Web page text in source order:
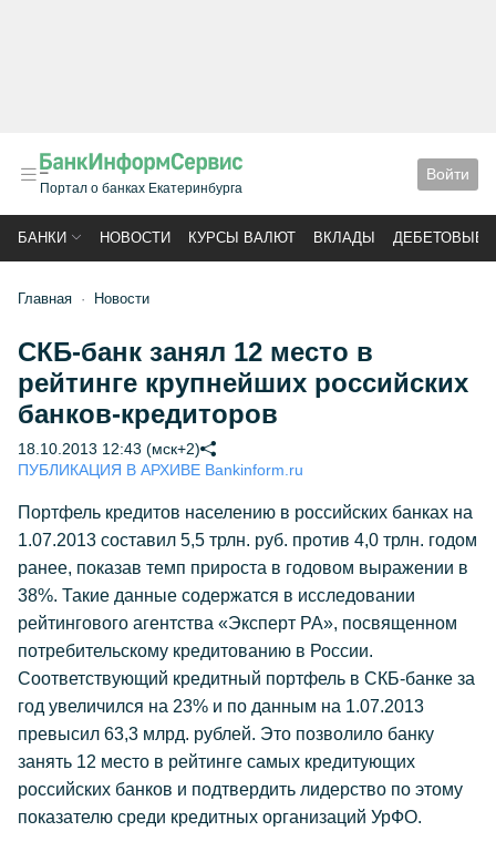
Портал о банках Екатеринбурга
Войти
БАНКИ НОВОСТИ КУРСЫ ВАЛЮТ ВКЛАДЫ ДЕБЕТОВЫЕ
Главная Новости
СКБ-банк занял 12 место в
рейтинге крупнейших российских
банков-кредиторов
18.10.2013 12:43 (мск+2)
ПУБЛИКАЦИЯ В АРХИВЕ Bankinform.ru
Портфель кредитов населению в российских банках на
1.07.2013 составил 5,5 трлн. руб. против 4,0 трлн. годом
ранее, показав темп прироста в годовом выражении в
38%. Такие данные содержатся в исследовании
рейтингового агентства «Эксперт РА», посвященном
потребительскому кредитованию в России.
Соответствующий кредитный портфель в СКБ-банке за
год увеличился на 23% и по данным на 1.07.2013
превысил 63,3 млрд. рублей. Это позволило банку
занять 12 место в рейтинге самых кредитующих
российских банков и подтвердить лидерство по этому
показателю среди кредитных организаций УрФО.